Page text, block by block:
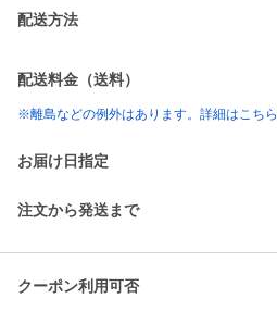
配送方法
配送料金（送料）
※離島などの例外はあります。詳細はこちら
お届け日指定
注文から発送まで
クーポン利用可否